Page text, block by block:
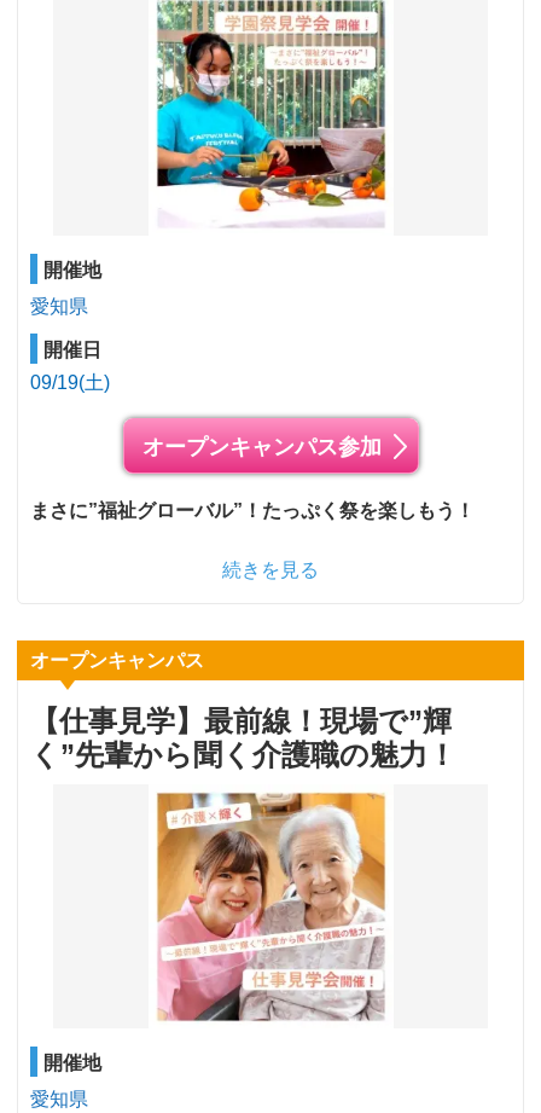
開催地
愛知県
開催日
09/19(土)
オープンキャンパス参加
まさに”福祉グローバル”！たっぷく祭を楽しもう！
続きを見る
オープンキャンパス
【仕事見学】最前線！現場で”輝
く”先輩から聞く介護職の魅力！
開催地
愛知県